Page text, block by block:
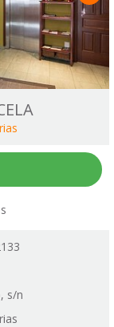
s/n